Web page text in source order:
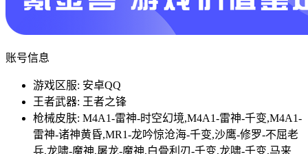
账号信息
游戏区服: 安卓QQ
王者武器: 王者之锋
枪械皮肤: M4A1-雷神-时空幻境,M4A1-雷神-千变,M4A1-
雷神-诸神黄昏,MR1-龙吟惊沧海-千变,沙鹰-修罗-不屈老
兵,龙啸-魔神,屠龙-魔神,白骨利刃-千变,龙啸-千变,马来